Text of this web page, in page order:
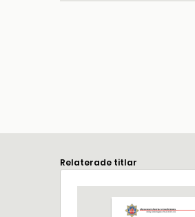
Relaterade titlar